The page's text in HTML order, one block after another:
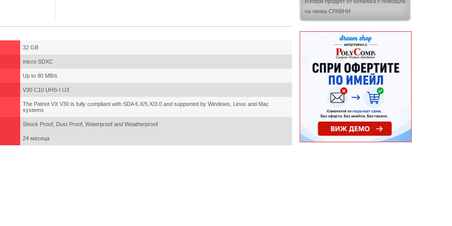
32 GB
micro SDXC
Up to 90 MB/s
V30 C10 UHS-I U3
The Patriot VX V30 is fully compliant with SDA 6.X/5.X/3.0 and supported by Windows, Linux and Mac
systems
Shock Proof, Dust Proof, Waterproof and Weatherproof
24 месеца
на линка СРАВНИ